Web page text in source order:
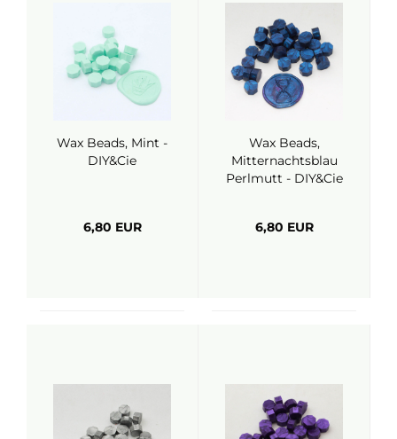
Wax Beads, Mint -
DIY&Cie
6,80 EUR
Wax Beads,
Mitternachtsblau
Perlmutt - DIY&Cie
6,80 EUR